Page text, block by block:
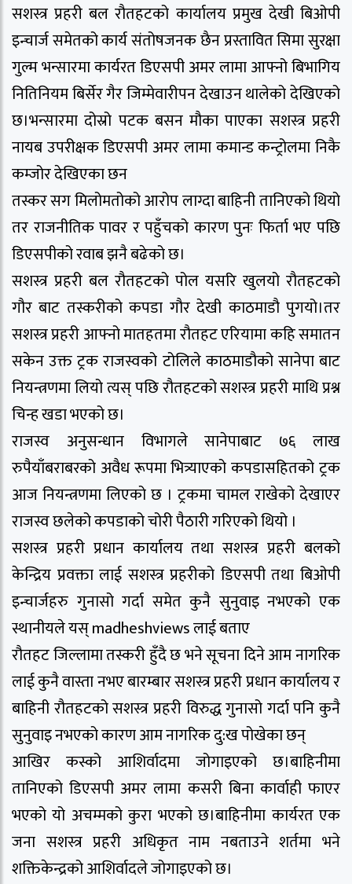
सशस्त्र प्रहरी बल रौतहटको कार्यालय प्रमुख देखी बिओपी
इन्चार्ज समेतको कार्य संतोषजनक छैन प्रस्तावित सिमा सुरक्षा
गुल्म भन्सारमा कार्यरत डिएसपी अमर लामा आफ्नो बिभागिय
नितिनियम बिर्सेर गैर जिम्मेवारीपन देखाउन थालेको देखिएको
छ।भन्सारमा दोस्रो पटक बसन मौका पाएका सशस्त्र प्रहरी
नायब उपरीक्षक डिएसपी अमर लामा कमान्ड कन्ट्रोलमा निकै
कम्जोर देखिएका छन
तस्कर सग मिलोमतोको आरोप लाग्दा बाहिनी तानिएको थियो
तर राजनीतिक पावर र पहुँचको कारण पुनः फिर्ता भए पछि
डिएसपीको रवाब झनै बढेको छ।
सशस्त्र प्रहरी बल रौतहटको पोल यसरि खुलयो रौतहटको
गौर बाट तस्करीको कपडा गौर देखी काठमाडौ पुगयो।तर
सशस्त्र प्रहरी आफ्नो मातहतमा रौतहट एरियामा कहि समातन
सकेन उक्त ट्रक राजस्वको टोलिले काठमाडौको सानेपा बाट
नियन्त्रणमा लियो त्यस् पछि रौतहटको सशस्त्र प्रहरी माथि प्रश्न
चिन्ह खडा भएको छ।
राजस्व अनुसन्धान विभागले सानेपाबाट ७६ लाख
रुपैयाँबराबरको अवैध रूपमा भित्र्याएको कपडासहितको ट्रक
आज नियन्त्रणमा लिएको छ । ट्रकमा चामल राखेको देखाएर
राजस्व छलेको कपडाको चोरी पैठारी गरिएको थियो ।
सशस्त्र प्रहरी प्रधान कार्यालय तथा सशस्त्र प्रहरी बलको
केन्द्रिय प्रवक्ता लाई सशस्त्र प्रहरीको डिएसपी तथा बिओपी
इन्चार्जहरु गुनासो गर्दा समेत कुनै सुनुवाइ नभएको एक
स्थानीयले यस् madheshviews लाई बताए
रौतहट जिल्लामा तस्करी हुँदै छ भने सूचना दिने आम नागरिक
लाई कुनै वास्ता नभए बारम्बार सशस्त्र प्रहरी प्रधान कार्यालय र
बाहिनी रौतहटको सशस्त्र प्रहरी विरुद्ध गुनासो गर्दा पनि कुनै
सुनुवाइ नभएको कारण आम नागरिक दु:ख पोखेका छन्
आखिर कस्को आशिर्वादमा जोगाइएको छ।बाहिनीमा
तानिएको डिएसपी अमर लामा कसरी बिना कार्वाही फाएर
भएको यो अचम्मको कुरा भएको छ।बाहिनीमा कार्यरत एक
जना सशस्त्र प्रहरी अधिकृत नाम नबताउने शर्तमा भने
शक्तिकेन्द्रको आशिर्वादले जोगाइएको छ।